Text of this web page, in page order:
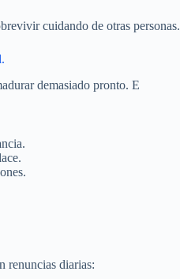
cuidando de otras personas.
demasiado pronto. E
renuncias diarias: